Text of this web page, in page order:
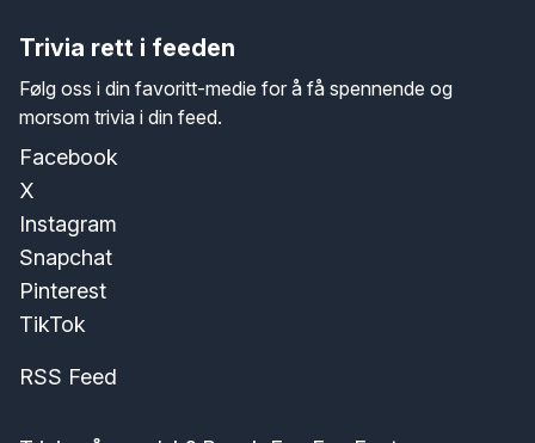
Trivia rett i feeden
Følg oss i din favoritt-medie for å få spennende og
morsom trivia i din feed.
Facebook
X
Instagram
Snapchat
Pinterest
TikTok
RSS Feed